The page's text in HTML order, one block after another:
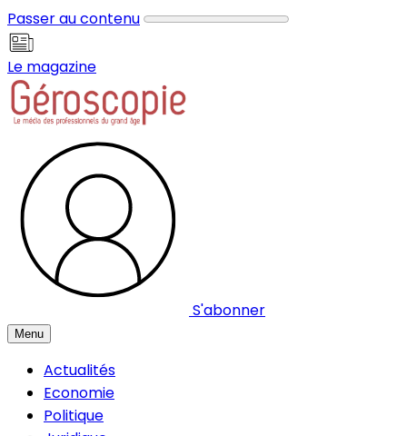
Passer au contenu
Le magazine
S'abonner
Menu
Actualités
Economie
Politique
Panneau de gestion des cookies